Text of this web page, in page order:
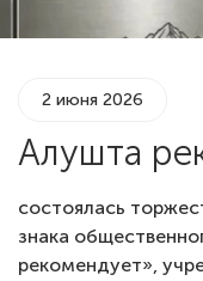
2 июня 2026
Алушта
состоялась
знака
рекомендует»,